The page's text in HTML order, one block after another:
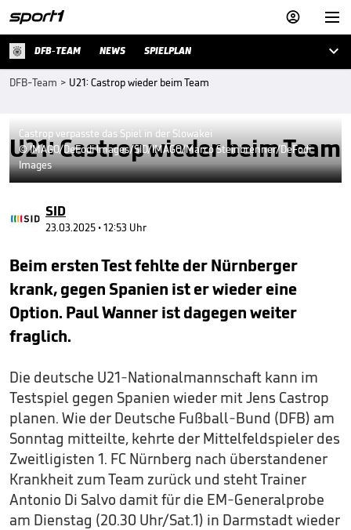


DFB-TEAM NEWS SPIELPLAN 
DFB-Team > U21: Castrop wieder beim Team
U21: Castrop wieder beim Team
Castrop verpasste das Spiel in der Slowakei
© IMAGO/DeFodi Images/SID/IMAGO/Marco Steinbrenner/DeFodi
Images
SID
23.03.2025 • 12:53 Uhr
Beim ersten Test fehlte der Nürnberger
krank, gegen Spanien ist er wieder eine
Option. Paul Wanner ist dagegen weiter
fraglich.
Die deutsche U21-Nationalmannschaft kann im
Testspiel gegen Spanien wieder mit Jens Castrop
planen. Wie der Deutsche Fußball-Bund (DFB) am
Sonntag mitteilte, kehrte der Mittelfeldspieler des
Zweitligisten 1. FC Nürnberg nach überstandener
Krankheit zum Team zurück und steht Trainer
Antonio Di Salvo damit für die EM-Generalprobe
am Dienstag (20.30 Uhr/Sat.1) in Darmstadt wieder